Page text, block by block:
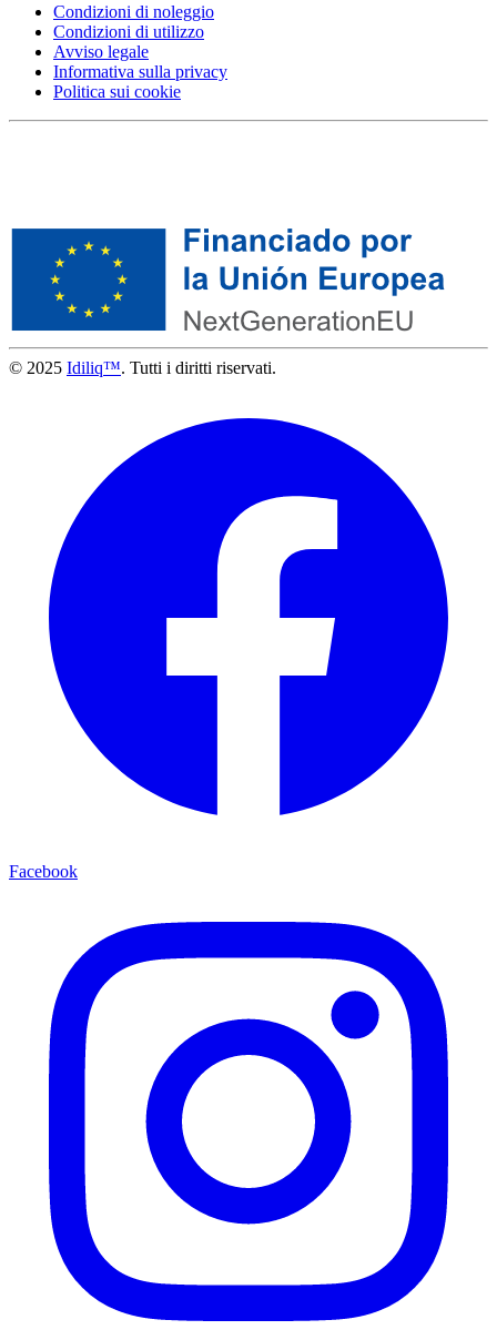
Condizioni di noleggio
Condizioni di utilizzo
Avviso legale
Informativa sulla privacy
Politica sui cookie
© 2025 Idiliq™. Tutti i diritti riservati.
Facebook